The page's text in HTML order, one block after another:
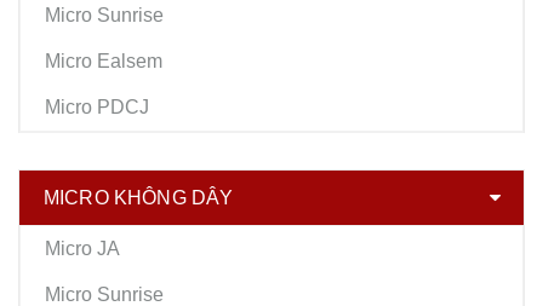
Micro Sunrise
Micro Ealsem
Micro PDCJ
MICRO KHÔNG DÂY
Micro JA
Micro Sunrise